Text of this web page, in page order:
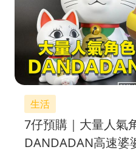
生活
7仔預購｜大量人氣
DANDADAN高速婆